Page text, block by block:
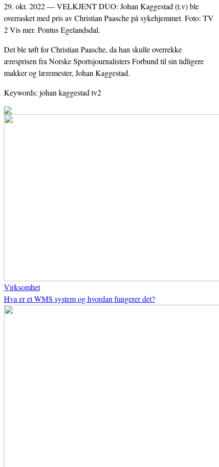
29. okt. 2022 — VELKJENT DUO: Johan Kaggestad (t.v) ble
overrasket med pris av Christian Paasche på sykehjemmet. Foto: TV
2 Vis mer. Pontus Egelandsdal.
Det ble tøft for Christian Paasche, da han skulle overrekke
æresprisen fra Norske Sportsjournalisters Forbund til sin tidligere
makker og læremester, Johan Kaggestad.
Keywords: johan kaggestad tv2
Virksomhet
Hva er et WMS system og hvordan fungerer det?